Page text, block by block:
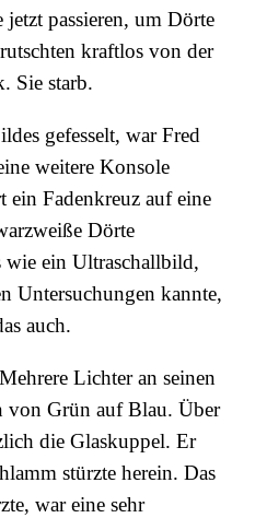
jetzt passieren, um Dörte
kraftlos von der
Sie starb.
gefesselt, war Fred
weitere Konsole
ein Fadenkreuz auf eine
Dörte
wie ein Ultraschallbild,
Untersuchungen kannte,
auch.
Lichter an seinen
von Grün auf Blau. Über
die Glaskuppel. Er
stürzte herein. Das
war eine sehr